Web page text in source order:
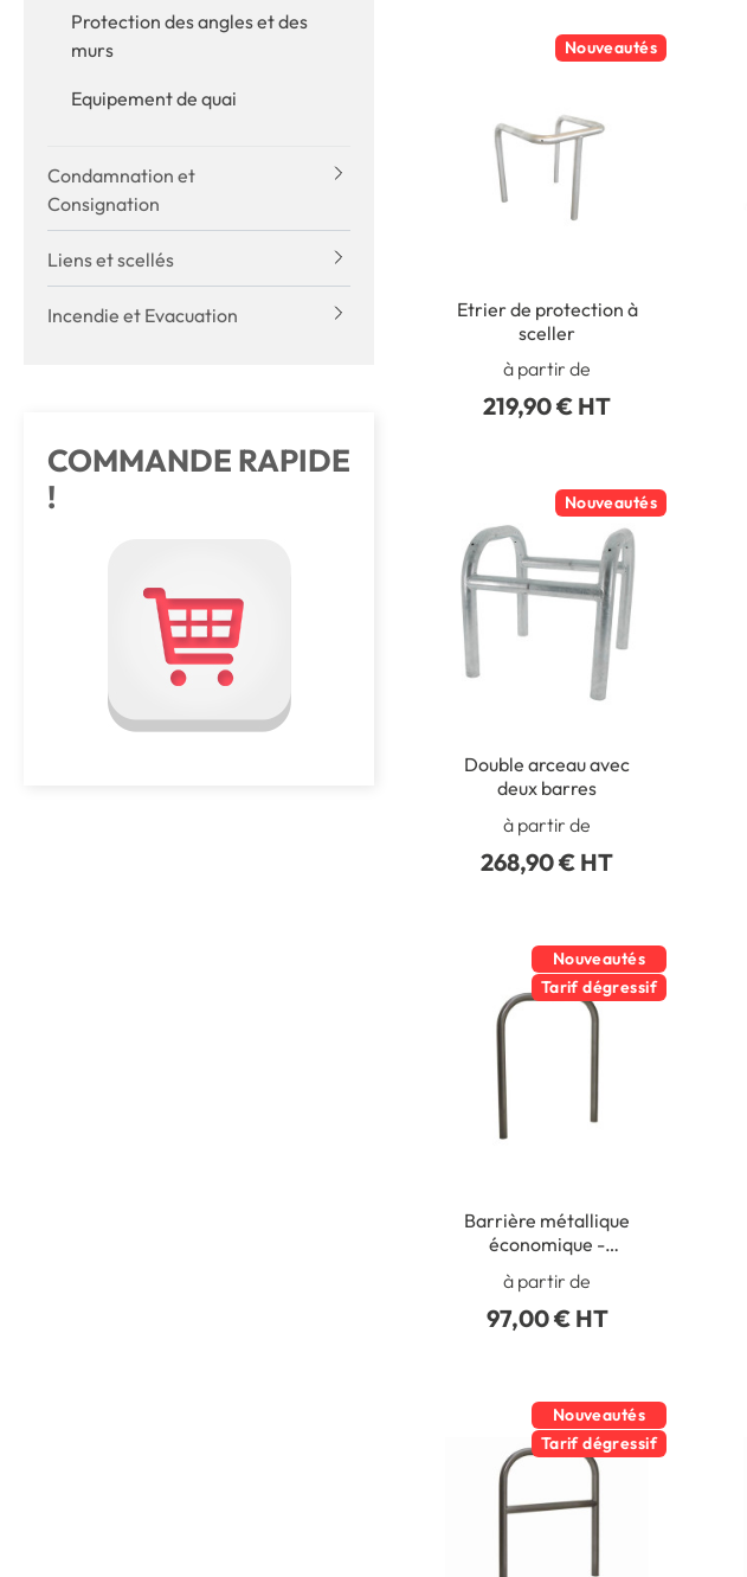
Protection des angles et des
murs
Equipement de quai
Condamnation et
Consignation
Liens et scellés
Incendie et Evacuation
COMMANDE RAPIDE
!
Nouveautés
Etrier de protection à
sceller
à partir de
219,90 € HT
Nouveautés
Double arceau avec
deux barres
à partir de
268,90 € HT
Nouveautés
Tarif dégressif
Barrière métallique
économique -
à partir de
97,00 € HT
Nouveautés
Tarif dégressif